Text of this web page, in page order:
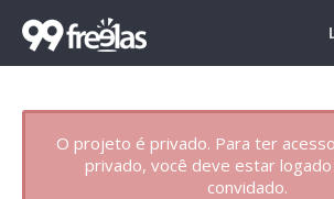
O projeto é privado. Para ter
privado, você deve estar
convidado.